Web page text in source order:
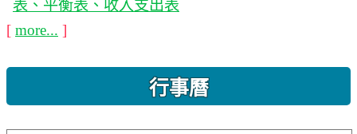
表、平衡表、收入支出表
[ more... ]
行事曆